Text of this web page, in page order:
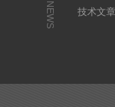
NEWS
技术文